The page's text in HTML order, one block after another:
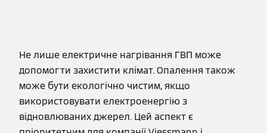
Не лише електричне нагрівання ГВП може
допомогти захистити клімат. Опалення також
може бути екологічно чистим, якщо
використовувати електроенергію з
відновлюваних джерел. Цей аспект є